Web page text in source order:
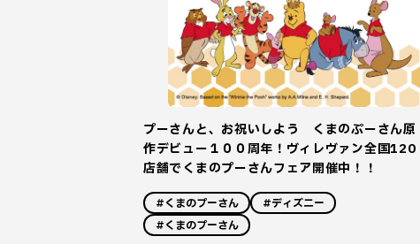
プーさんと、お祝いしよう くまのぷーさん原
作デビュー１００周年！ヴィレヴァン全国120
店舗でくまのプーさんフェア開催中！！
#くまのプーさん
#ディズニー
#くまのプーさん